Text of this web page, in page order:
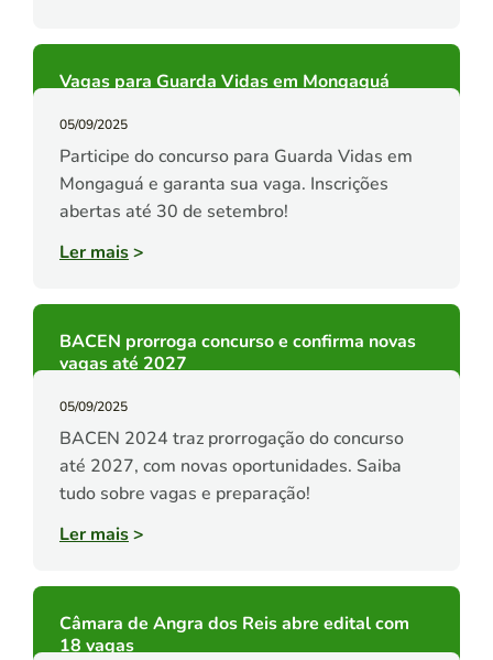
Vagas para Guarda Vidas em Mongaguá
05/09/2025
Participe do concurso para Guarda Vidas em
Mongaguá e garanta sua vaga. Inscrições
abertas até 30 de setembro!
Ler mais>
BACEN prorroga concurso e confirma novas
vagas até 2027
05/09/2025
BACEN 2024 traz prorrogação do concurso
até 2027, com novas oportunidades. Saiba
tudo sobre vagas e preparação!
Ler mais>
Câmara de Angra dos Reis abre edital com
18 vagas